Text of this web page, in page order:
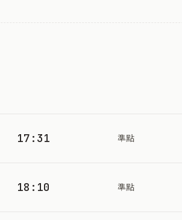
17:31 準點
18:10 準點